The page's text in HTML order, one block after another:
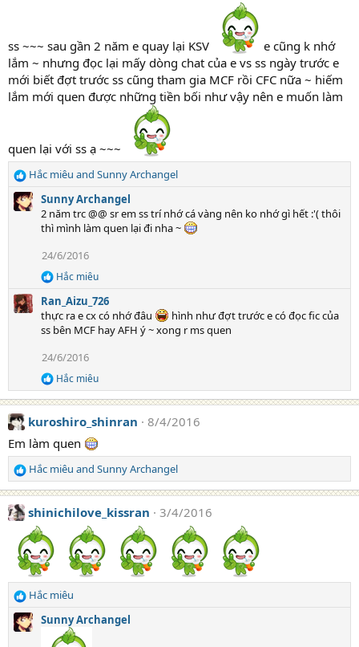
ss ~~~ sau gần 2 năm e quay lại KSV
e cũng k nhớ
lắm ~ nhưng đọc lại mấy dòng chat của e vs ss ngày trước e
mới biết đợt trước ss cũng tham gia MCF rồi CFC nữa ~ hiếm
lắm mới quen được những tiền bối như vậy nên e muốn làm
quen lại với ss ạ ~~~
R
e
a
s
:
Hắc miêu and Sunny Archangel
Sunny Archangel
2 năm trc @@ sr em ss trí nhớ cá vàng nên ko nhớ gì hết :'( thôi
thì mình làm quen lại đi nha ~
24/6/2016
R
e
a
c
t
o
n
s
:
Hắc miêu
Ran_Aizu_726
thực ra e cx có nhớ đâu
hình như đợt trước e có đọc fic của
ss bên MCF hay AFH ý ~ xong r ms quen
24/6/2016
R
e
a
c
i
o
n
s
:
Hắc miêu
kuroshiro_shinran
8/4/2016
Em làm quen
R
e
a
c
o
s
Hắc miêu and Sunny Archangel
shinichilove_kissran 3/4/2016
R
e
a
Hắc miêu
Sunny Archangel